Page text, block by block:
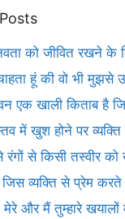
को जीवित रखने के
हूं की वो भी मुझसे
एक खाली किताब है
में खुश होने पर
से किसी तस्वीर को
व्यक्ति से प्रेम
और मैं तुम्हारे खयालों